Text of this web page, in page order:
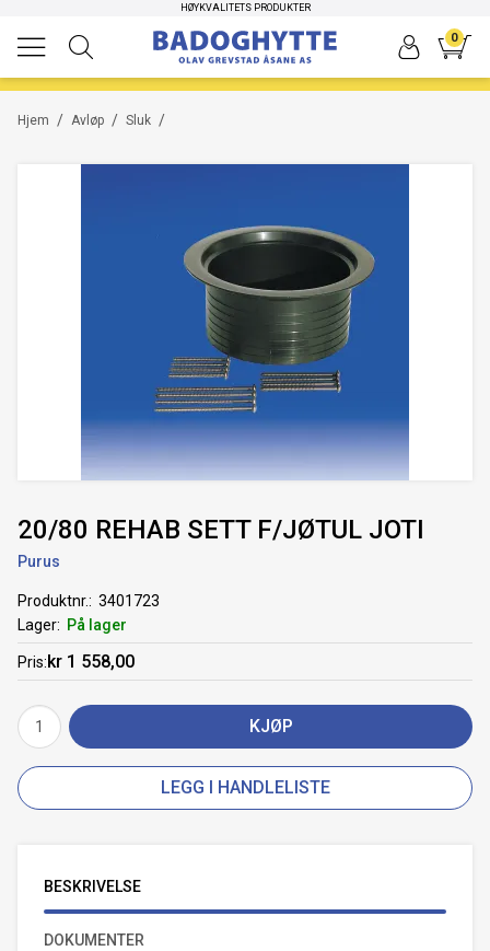
HØYKVALITETS PRODUKTER
0
/
Hjem /
Avløp /
Sluk
20/80 REHAB SETT F/JØTUL JOTI
Purus
Produktnr.
3401723
Lager
På lager
Pris kr 1 558,00
KJØP
LEGG I HANDLELISTE
BESKRIVELSE
DOKUMENTER
-60%